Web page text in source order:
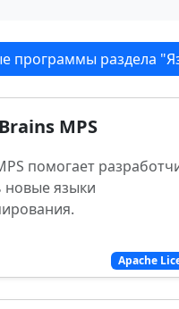
программы раздела
Apache
MPS
помогает
новые языки